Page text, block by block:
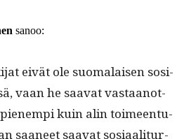
sanoo:
eivät ole suo­ma­laisen sosi­
vaan he saa­vat vas­taan­ot­
kuin alin toimeen­tu­
saa­neet saa­vat sosi­aal­i­tur­